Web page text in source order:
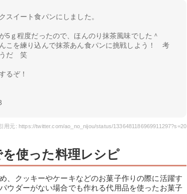
スイート食パンにしました。
5ｇ程度だったので、ほんのり抹茶風味でした＾
こを練り込んで抹茶あん食パンに挑戦しよう！ 考
うだ 笑
るぞ！
用元: https://twitter.com/ao_no_nijou/status/1336481186969911297?s=20
使った料理レシピ
、クッキーやケーキなどのお菓子作りの際に活躍す
ウダーがない場合でも作れる代用品を使ったお菓子